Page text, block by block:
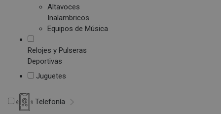
Altavoces
Inalambricos
Equipos de Música
Relojes y Pulseras
Deportivas
Juguetes
Telefonía